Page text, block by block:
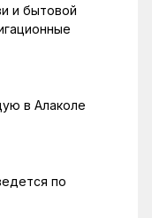
и бытовой
в Алаколе
по